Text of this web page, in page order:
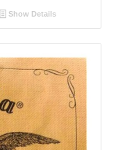
Show Details